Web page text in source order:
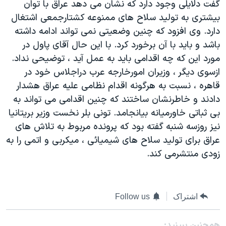
فرهنگ و زندگی
حقوق شهروندی
اقتصادی
علم و فناوری
اسرائیل در جنگ
گالری عکس
آرشیو پخش زنده
مستندها
انتخابات ریاست جمهوری آمریکا ۲۰۲۴
حمله جمهوری اسلامی به اسرائیل
رمز مهسا
ورزش زنان در ایران
اعتراضات زن، زندگی، آزادی
مجموعه مستندهای دادخواهی
تریبونال مردمی آبان ۹۸
دادگاه حمید نوری
قانون شفافیت دارائی کادر رهبری ایران
اعتراضات مردمی آبان ۹۸
دنبال کنید
زبانهای مختلف
گفت دلايلی وجود دارد که نشان می دهد عراق با توان
بيشتری به توليد سلاح های ممنوعه کشتارجمعی اشتغال
دارد. وی افزود که چنين وضعيتی نمی تواند ادامه داشته
باشد و بايد با آن برخورد کرد. با اين حال آقای پاول در
مورد اين که چه اقدامی بايد به عمل آيد ، توضيحی نداد.
ازسوی ديگر ، وزيران امورخارجه عرب دراجلاس خود در
قاهره ، نسبت به هرگونه اقدام نظامی عليه عراق هشدار
دادند و خاطرنشان ساختند که چنين اقدامی می تواند به
بی ثباتی خاورميانه بيانجامد. تونی بلر نخست وزير بريتانيا
نيز روزسه شنبه گفته بود که پرونده مربوط به تلاش های
عراق برای توليد سلاح های شيميائی ، ميکربی و اتمی را به
زودی منتشرمی کند.
اشتراک Follow us